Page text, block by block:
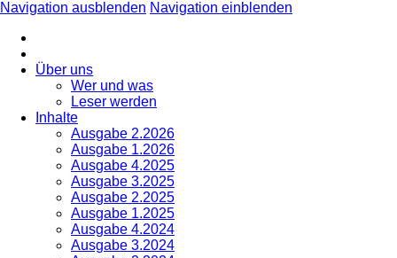
Navigation ausblenden Navigation einblenden
Über uns
Wer und was
Leser werden
Inhalte
Ausgabe 2.2026
Ausgabe 1.2026
Ausgabe 4.2025
Ausgabe 3.2025
Ausgabe 2.2025
Ausgabe 1.2025
Ausgabe 4.2024
Ausgabe 3.2024